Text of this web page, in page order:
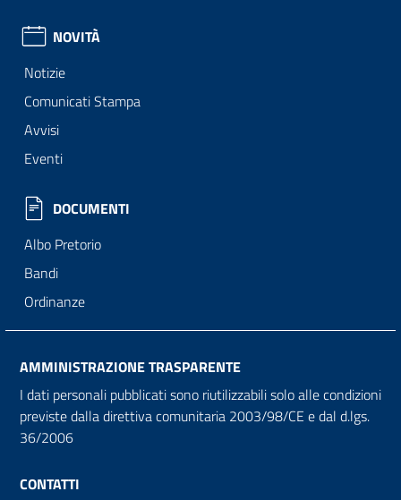
NOVITÀ
Notizie
Comunicati Stampa
Avvisi
Eventi
DOCUMENTI
Albo Pretorio
Bandi
Ordinanze
AMMINISTRAZIONE TRASPARENTE
I dati personali pubblicati sono riutilizzabili solo alle condizioni
previste dalla direttiva comunitaria 2003/98/CE e dal d.lgs.
36/2006
CONTATTI